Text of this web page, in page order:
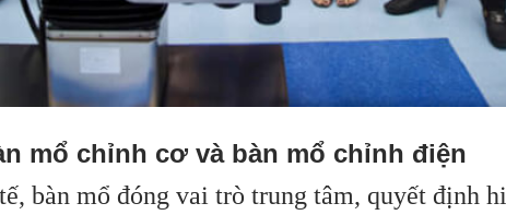
mổ chỉnh cơ và bàn mổ chỉnh điện
bàn mổ đóng vai trò trung tâm, quyết định